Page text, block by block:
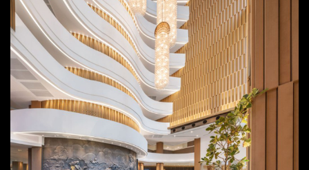
phù hợp với nhu cầu của khách hàng.